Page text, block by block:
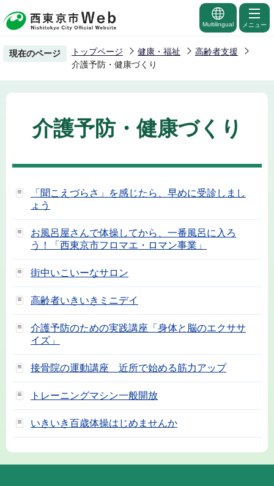
の
ー
Multilingual メニュー
現在のページ トップページ 健康・福祉
高齢者支援
介護予防・健康づくり
介護予防・健康づくり
「聞こえづらさ」を感じたら、早めに受診しまし
ょう
お風呂屋さんで体操してから、一番風呂に入ろ
う！「西東京市フロマエ・ロマン事業」
街中いこいーなサロン
高齢者いきいきミニデイ
介護予防のための実践講座「身体と脳のエクササ
イズ」
接骨院の運動講座 近所で始める筋力アップ
トレーニングマシン一般開放
いきいき百歳体操はじめませんか